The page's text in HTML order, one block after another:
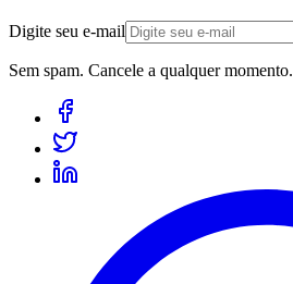
Digite seu e-mail
Sem spam. Cancele a qualquer momento.